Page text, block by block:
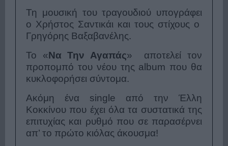
Τη μουσική του τραγουδιού υπογράφει
ο Χρήστος Σαντικάι και τους στίχους ο
Γρηγόρης Βαξαβανέλης.
Το «Να Την Αγαπάς» αποτελεί τον
προπομπό του νέου της album που θα
κυκλοφορήσει σύντομα.
Ακόμη ένα single από την Έλλη
Κοκκίνου που έχει όλα τα συστατικά της
επιτυχίας και ρυθμό που σε παρασέρνει
απ’ το πρώτο κιόλας άκουσμα!